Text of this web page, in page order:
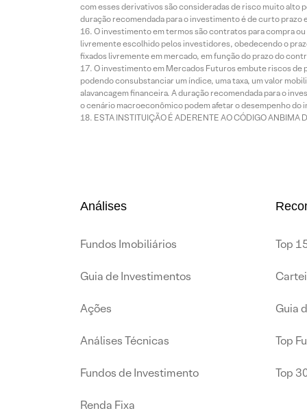
com esses derivativos são consideradas de risco muito alto
duração recomendada para o investimento é de curto
O investimento em termos são contratos para compra
livremente escolhido pelos investidores, obedecendo o
fixados livremente em mercado, em função do prazo do
O investimento em Mercados Futuros embute riscos
podendo consubstanciar um índice, uma taxa, um valor
alavancagem financeira. A duração recomendada para o
o cenário macroeconômico podem afetar o desempenho do
ESTA INSTITUIÇÃO É ADERENTE AO CÓDIGO ANBIMA
Análises
Fundos Imobiliários
Guia de Investimentos
Ações
Análises Técnicas
Fundos de Investimento
Renda Fixa
Top
Guia
Top
Top